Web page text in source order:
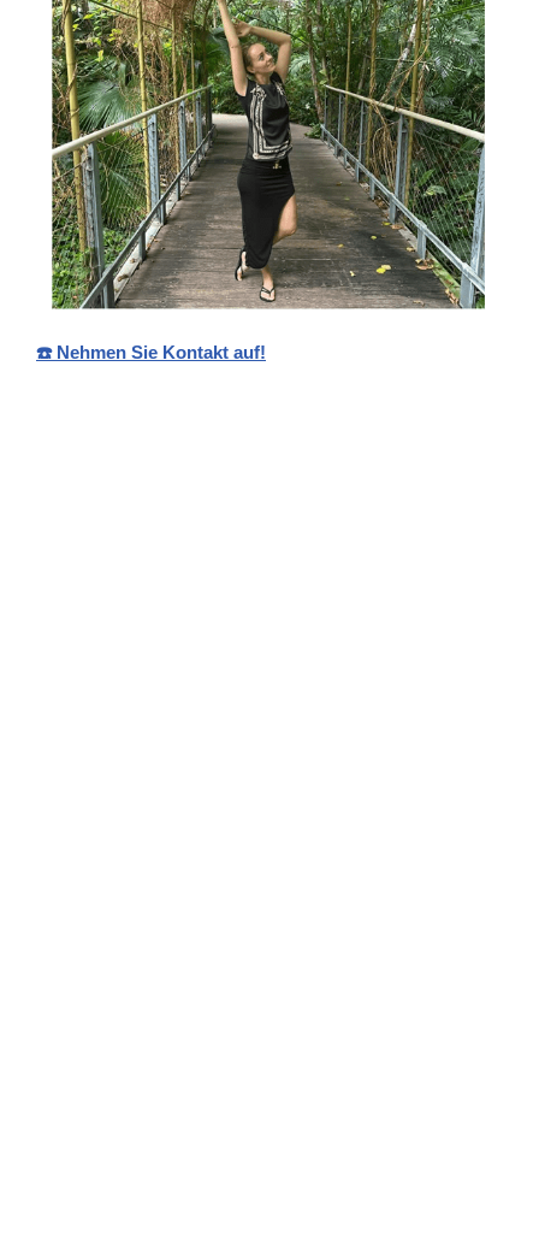
☎️ Nehmen Sie Kontakt auf!